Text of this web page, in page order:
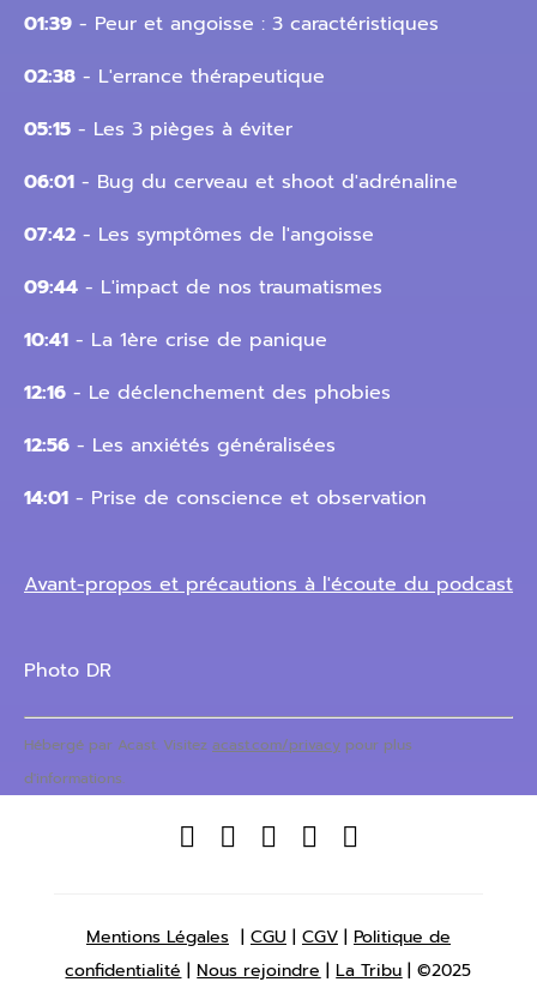
01:39 - Peur et angoisse : 3 caractéristiques
02:38 - L'errance thérapeutique
05:15 - Les 3 pièges à éviter
06:01 - Bug du cerveau et shoot d'adrénaline
07:42 - Les symptômes de l'angoisse
09:44 - L'impact de nos traumatismes
10:41 - La 1ère crise de panique
12:16 - Le déclenchement des phobies
12:56 - Les anxiétés généralisées
14:01 - Prise de conscience et observation
Avant-propos et précautions à l'écoute du podcast
Photo DR
Hébergé par Acast. Visitez acast.com/privacy pour plus
d'informations.
    
Mentions Légales | CGU | CGV| Politique de
confidentialité |Nous rejoindre |La Tribu | ©2025